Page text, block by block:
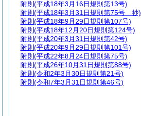
附則 (平成18年3月16日規則第13号)
附則 (平成18年3月31日規則第75号 抄)
附則 (平成18年9月29日規則第107号)
附則 (平成18年12月20日規則第124号)
附則 (平成20年3月31日規則第42号)
附則 (平成20年9月29日規則第101号)
附則 (平成22年8月24日規則第75号)
附則 (平成26年10月31日規則第88号)
附則 (令和2年3月30日規則第21号)
附則 (令和7年3月31日規則第46号)